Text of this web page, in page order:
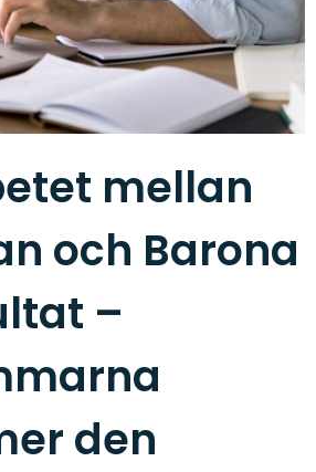
mellan
och Barona
–
den